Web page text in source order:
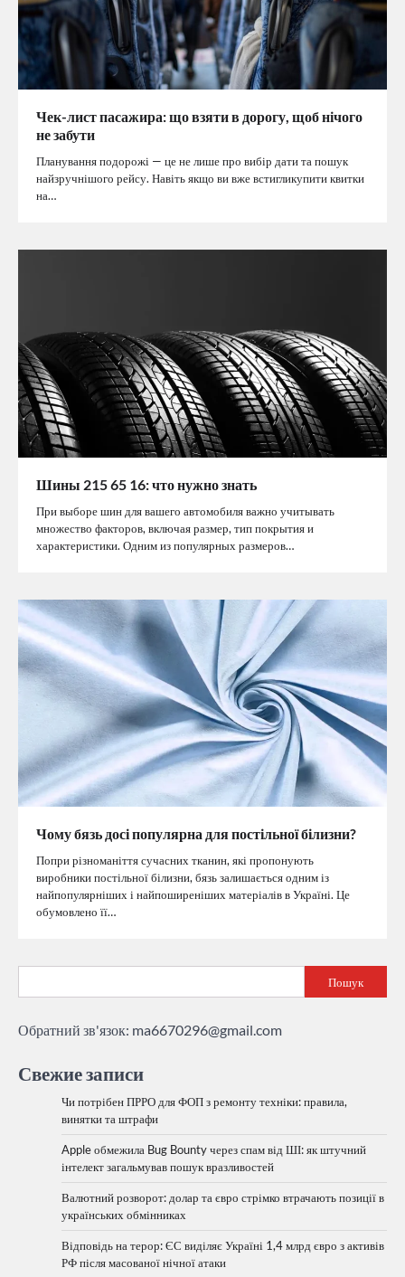
Чек-лист пасажира: що взяти в дорогу, щоб нічого
не забути
Планування подорожі — це не лише про вибір дати та пошук
найзручнішого рейсу. Навіть якщо ви вже встигликупити квитки
на…
Шины 215 65 16: что нужно знать
При выборе шин для вашего автомобиля важно учитывать
множество факторов, включая размер, тип покрытия и
характеристики. Одним из популярных размеров…
Чому бязь досі популярна для постільної білизни?
Попри різноманіття сучасних тканин, які пропонують
виробники постільної білизни, бязь залишається одним із
найпопулярніших і найпоширеніших матеріалів в Україні. Це
обумовлено її…
Пошук
Обратний зв'язок: ma6670296@gmail.com
Свежие записи
Чи потрібен ПРРО для ФОП з ремонту техніки: правила,
винятки та штрафи
Apple обмежила Bug Bounty через спам від ШІ: як штучний
інтелект загальмував пошук вразливостей
Валютний розворот: долар та євро стрімко втрачають позиції в
українських обмінниках
Відповідь на терор: ЄС виділяє Україні 1,4 млрд євро з активів
РФ після масованої нічної атаки